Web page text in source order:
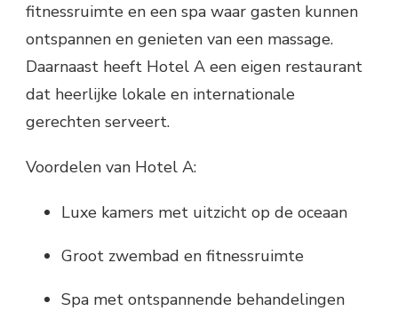
fitnessruimte en een spa waar gasten kunnen
ontspannen en genieten van een massage.
Daarnaast heeft Hotel A een eigen restaurant
dat heerlijke lokale en internationale
gerechten serveert.
Voordelen van Hotel A:
Luxe kamers met uitzicht op de oceaan
Groot zwembad en fitnessruimte
Spa met ontspannende behandelingen